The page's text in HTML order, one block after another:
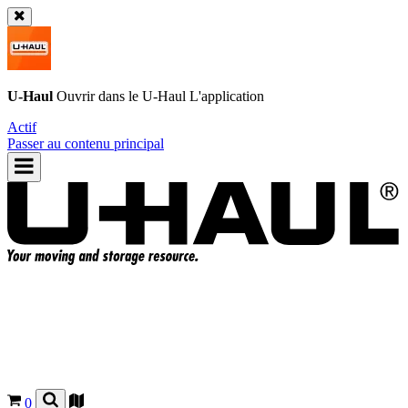
U-Haul Ouvrir dans le U-Haul L'application
Actif
Passer au contenu principal
0